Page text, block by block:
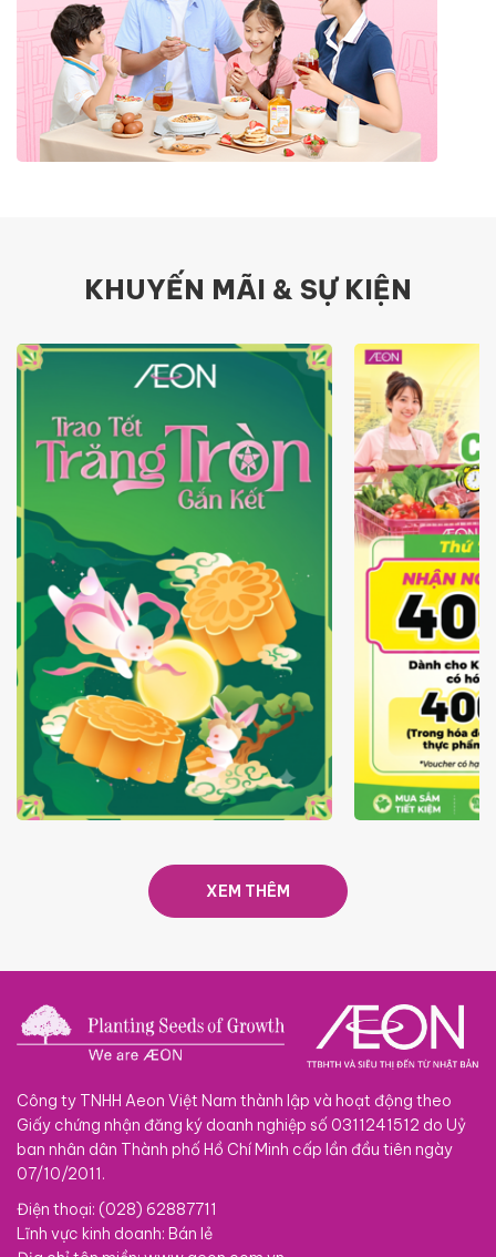
KHUYẾN MÃI & SỰ KIỆN
TRAO TẾT TRĂNG TRÒN GẮN
GIÁ LUÔN
XEM THÊM
Công ty TNHH Aeon Việt Nam thành lập và hoạt động theo
Giấy chứng nhận đăng ký doanh nghiệp số 0311241512 do Uỷ
ban nhân dân Thành phố Hồ Chí Minh cấp lần đầu tiên ngày
07/10/2011.
Điện thoại: (028) 62887711
Lĩnh vực kinh doanh: Bán lẻ